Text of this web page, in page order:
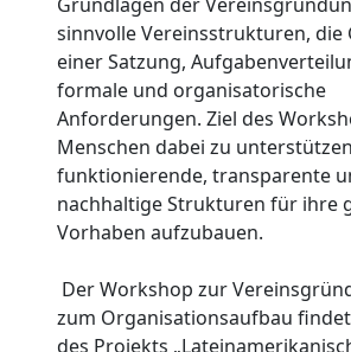
sinnvolle Vereinsstrukturen, die
einer Satzung,
formale und organisatorische
Anforderungen. Ziel des
Menschen dabei zu
funktionierende, transparente
nachhaltige Strukturen für ihre
Vorhaben aufzubauen.
Der Workshop zur
zum Organisationsaufbau
des Projekts